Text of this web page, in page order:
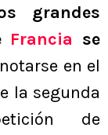
grandes
Francia se
en el
la segunda
de